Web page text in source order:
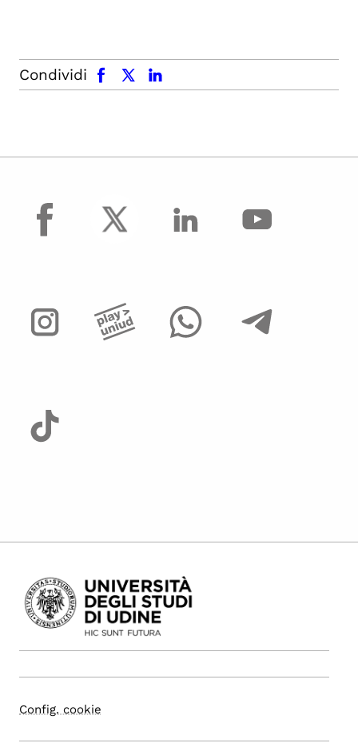
Condividi
facebook x.com linkedin
facebook
Config. cookie